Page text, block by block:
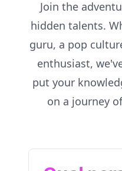
Join the
hidden talents.
guru, a pop
enthusiast,
put your
on a journey